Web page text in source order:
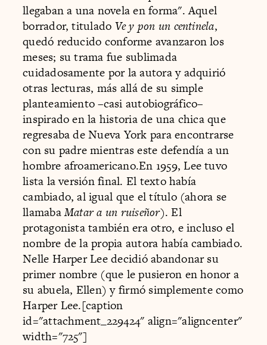
llegaban a una novela en forma". Aquel
borrador, titulado Ve y pon un centinela,
quedó reducido conforme avanzaron los
meses; su trama fue sublimada
cuidadosamente por la autora y adquirió
otras lecturas, más allá de su simple
planteamiento –casi autobiográfico–
inspirado en la historia de una chica que
regresaba de Nueva York para encontrarse
con su padre mientras este defendía a un
hombre afroamericano.En 1959, Lee tuvo
lista la versión final. El texto había
cambiado, al igual que el título (ahora se
llamabaMatar a un ruiseñor). El
protagonista también era otro, e incluso el
nombre de la propia autora había cambiado.
Nelle Harper Lee decidió abandonar su
primer nombre (que le pusieron en honor a
su abuela, Ellen) y firmó simplemente como
Harper Lee.[caption
id="attachment_229424" align="aligncenter"
width="725"]